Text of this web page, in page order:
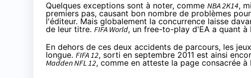
Quelques exceptions sont à noter, comme NBA 2K14,
premiers pas, causant bon nombre de problèmes
l'éditeur. Mais globalement la concurrence laisse
de leur titre. FIFA World, un free-to-play d'EA a quant à
En dehors de ces deux accidents de parcours, les
longue. FIFA 12, sorti en septembre 2011 est ainsi
Madden NFL 12, comme en atteste la page consacrée